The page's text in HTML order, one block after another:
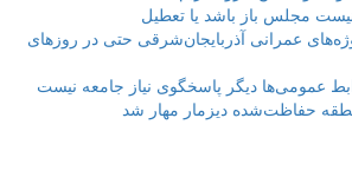
مجلس باز باشد یا تعطیل
عمرانی آذربایجان‌شرقی حتی در روزهای
عمومی‌ها دیگر پاسخگوی نیاز جامعه نیست
حفاظت‌شده دیزمار مهار شد